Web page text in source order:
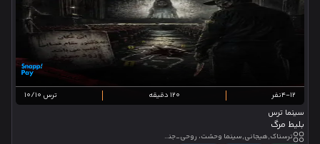
4-12نفر 120 دقیقه ترس 10/10
سینما ترس
بلیط مرگ
ترسناک,هیجانی,سینما وحشت، روحی_جنی,جامپ اسکیر,تئاتر تعاملی